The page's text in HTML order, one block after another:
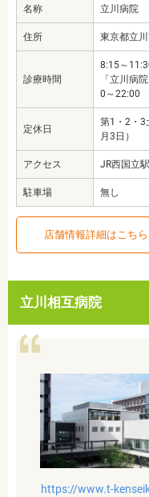
名称 立川病院
住所 東京都立
診療時間
8:15～
「立川病
0～22:00
定休日
第1・2・3
月3日）
アクセス JR西国立
駐車場 無し
店舗情報詳細はこちら
立川相互病院
https://www.t-